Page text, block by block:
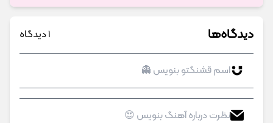
دیدگاه‌ها 1 دیدگاه